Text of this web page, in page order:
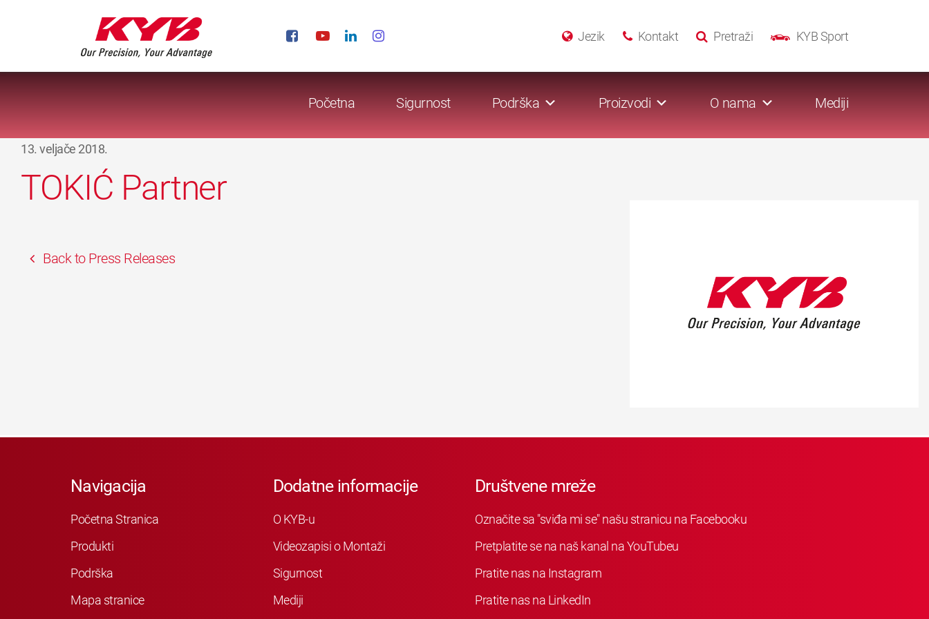
KYB Sport
Pretraži
Kontakt
Jezik
Početna Sigurnost Podrška Proizvodi O nama Mediji
13. veljače 2018.
TOKIĆ Partner
Back to Press Releases
Navigacija
Početna Stranica
Produkti
Podrška
Mapa stranice
Dodatne informacije
O KYB-u
Videozapisi o Montaži
Sigurnost
Mediji
Društvene mreže
Označite sa "sviđa mi se" našu stranicu na Facebooku
Pretplatite se na naš kanal na YouTubeu
Pratite nas na Instagram
Pratite nas na LinkedIn